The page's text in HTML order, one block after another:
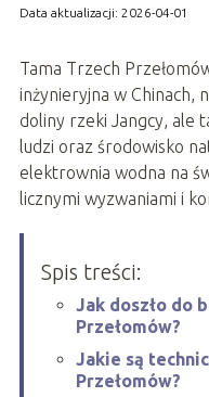
Data aktualizacji: 2026-04-01
Tama Trzech
inżynieryjna w Chinach,
doliny rzeki Jangcy, ale
ludzi oraz środowisko
elektrownia wodna na
licznymi wyzwaniami i
Spis treści:
Jak doszło do
Przełomów?
Jakie są
Przełomów?